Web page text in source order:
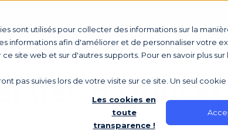
sont utilisés pour collecter des informations sur la
informations afin d'améliorer et de personnaliser votre
site web et sur d'autres supports. Pour en savoir plus
pas suivies lors de votre visite sur ce site. Un seul
Les cookies en
toute
transparence !
Votre rôle Tarifs Écosystème